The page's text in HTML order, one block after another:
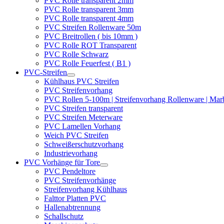
PVC Rolle transparent 3mm
PVC Rolle transparent 4mm
PVC Streifen Rollenware 50m
PVC Breitrollen ( bis 10mm )
PVC Rolle ROT Transparent
PVC Rolle Schwarz
PVC Rolle Feuerfest ( B1 )
PVC-Streifen
Kühlhaus PVC Streifen
PVC Streifenvorhang
PVC Rollen 5-100m | Streifenvorhang Rollenware |
PVC Streifen transparent
PVC Streifen Meterware
PVC Lamellen Vorhang
Weich PVC Streifen
Schweißerschutzvorhang
Industrievorhang
PVC Vorhänge für Tore
PVC Pendeltore
PVC Streifenvorhänge
Streifenvorhang Kühlhaus
Falttor Platten PVC
Hallenabtrennung
Schallschutz